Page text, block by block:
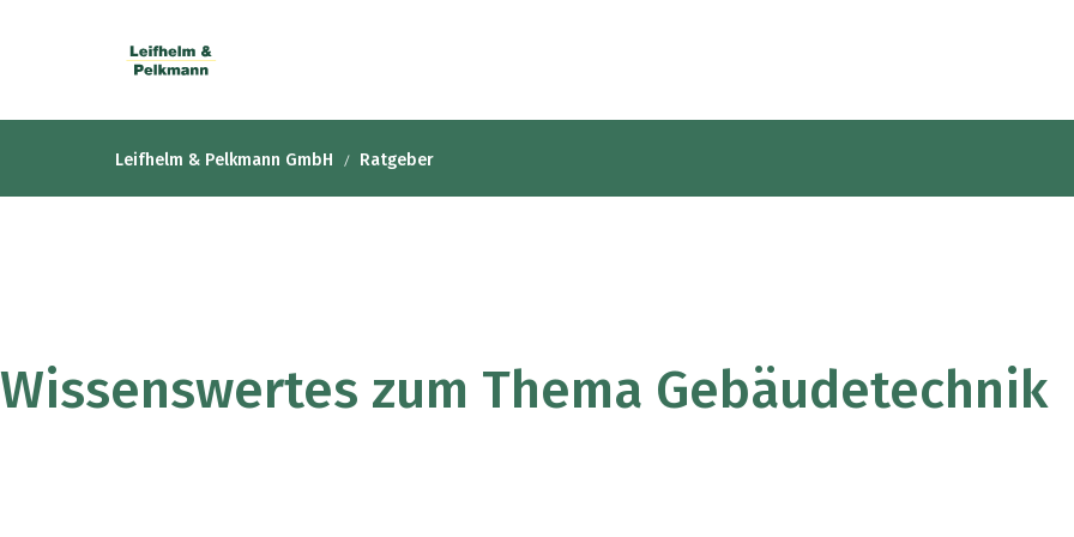
Leifhelm & Pelkmann GmbH Ratgeber
Wissenswertes zum Thema Gebäudetechnik